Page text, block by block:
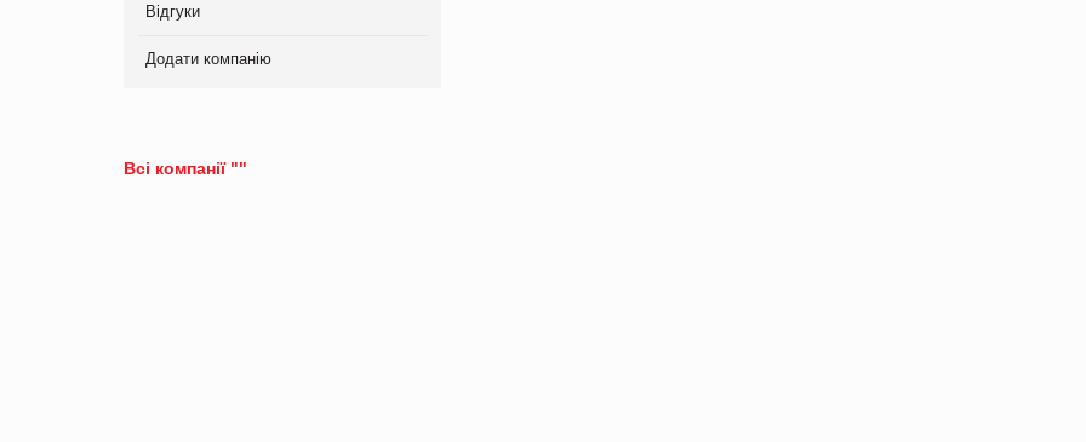
Відгуки
Додати компанію
Всі компанії ""